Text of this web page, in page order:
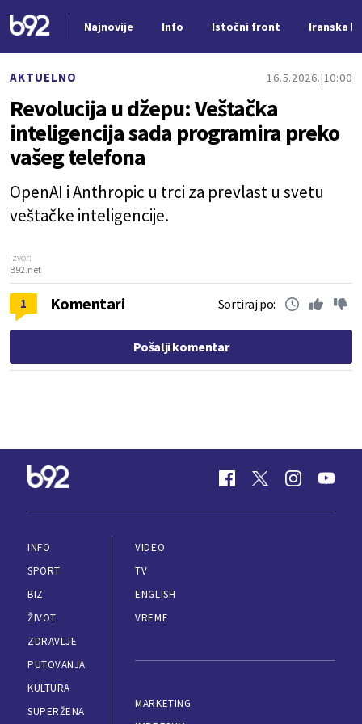
Najnovije Info Istočni front Iranska
AKTUELNO 16.5.2026. 10:00
Revolucija u džepu: Veštačka
inteligencija sada programira preko
vašeg telefona
OpenAI i Anthropic u trci za prevlast u svetu
veštačke inteligencije.
Izvor:
B92.net
1 Komentari Sortiraj po:
Pošalji komentar
INFO
SPORT
BIZ
ŽIVOT
ZDRAVLJE
PUTOVANJA
KULTURA
SUPERŽENA
VIDEO
TV
ENGLISH
VREME
MARKETING